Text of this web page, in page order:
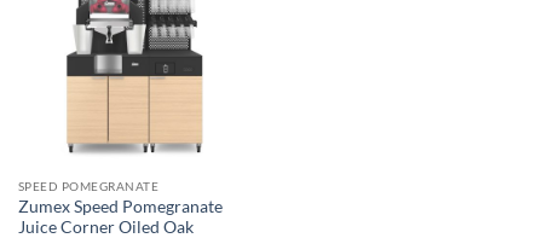
SPEED POMEGRANATE
Zumex Speed Pomegranate
Juice Corner Oiled Oak